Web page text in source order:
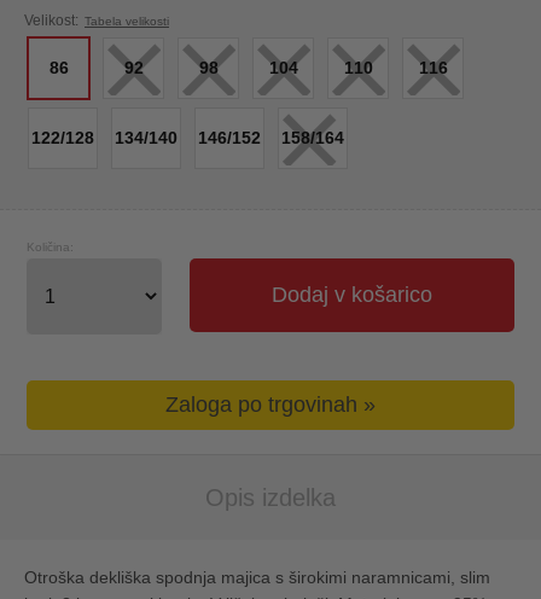
Velikost: Tabela velikosti
86 92
× 98
× 104
× 110
× 116
×
122/128 134/140 146/152 158/164
×
Dodaj v košarico
Količina:
Zaloga po trgovinah »
Opis izdelka
Otroška dekliška spodnja majica s širokimi naramnicami, slim